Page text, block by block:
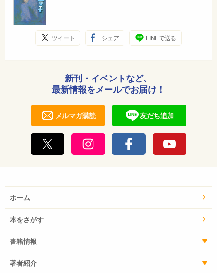
ツイート シェア LINEで送る
新刊・イベントなど、
最新情報をメールでお届け！
メルマガ購読 友だち追加
ホーム
本をさがす
書籍情報
著者紹介